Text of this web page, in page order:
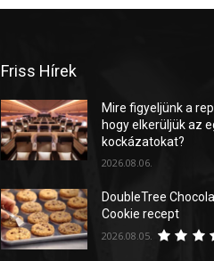
Friss Hírek
Mire figyeljünk a
hogy elkerüljük az
kockázatokat?
2026.08.06.
DoubleTree
Cookie recept
2026.08.05.